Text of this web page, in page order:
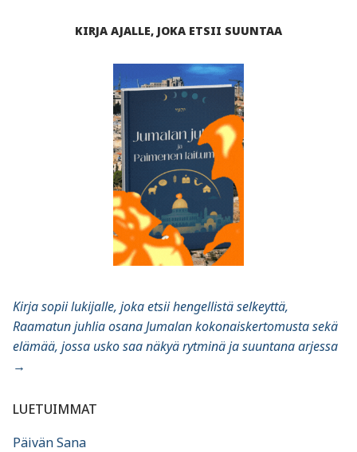
KIRJA AJALLE, JOKA ETSII SUUNTAA
Kirja sopii lukijalle, joka etsii hengellistä selkeyttä,
Raamatun juhlia osana Jumalan kokonaiskertomusta sekä
elämää, jossa usko saa näkyä rytminä ja suuntana arjessa
→
LUETUIMMAT
Päivän Sana